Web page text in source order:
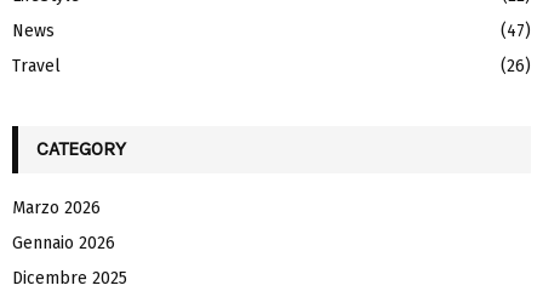
News
(47)
Travel
(26)
CATEGORY
Marzo 2026
Gennaio 2026
Dicembre 2025